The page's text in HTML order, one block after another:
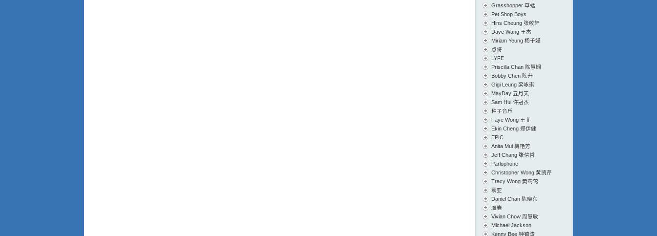
Grasshopper 草蜢
Pet Shop Boys
Hins Cheung 张敬轩
Dave Wang 王杰
Miriam Yeung 杨千嬅
点将
LYFE
Priscilla Chan 陈慧娴
Bobby Chen 陈升
Gigi Leung 梁咏琪
MayDay 五月天
Sam Hui 许冠杰
种子音乐
Faye Wong 王菲
Ekin Cheng 郑伊健
EPIC
Anita Mui 梅艳芳
Jeff Chang 张信哲
Parlophone
Christopher Wong 黄凯芹
Tracy Wong 黄莺莺
寰亚
Daniel Chan 陈晓东
魔岩
Vivian Chow 周慧敏
Michael Jackson
Kenny Bee 钟镇涛